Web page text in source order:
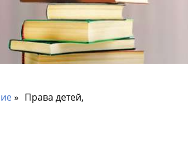
Права детей,